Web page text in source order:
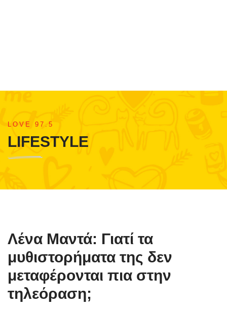
LOVE 97.5
LIFESTYLE
Λένα Μαντά: Γιατί τα
μυθιστορήματα της δεν
μεταφέρονται πια στην
τηλεόραση;